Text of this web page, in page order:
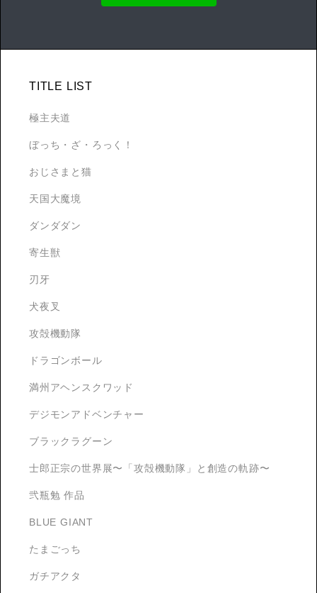
TITLE LIST
極主夫道
ぼっち・ざ・ろっく！
おじさまと猫
天国大魔境
ダンダダン
寄生獣
刃牙
犬夜叉
攻殻機動隊
ドラゴンボール
満州アヘンスクワッド
デジモンアドベンチャー
ブラックラグーン
士郎正宗の世界展〜「攻殻機動隊」と創造の軌跡〜
弐瓶勉 作品
BLUE GIANT
たまごっち
ガチアクタ